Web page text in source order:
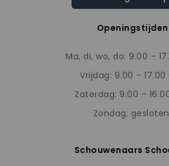
Openingstijden
Ma, di, wo, do: 9.00 –
Vrijdag: 9.00 – 17.00
Zaterdag: 9.00 –
Zondag:
Schouwenaars